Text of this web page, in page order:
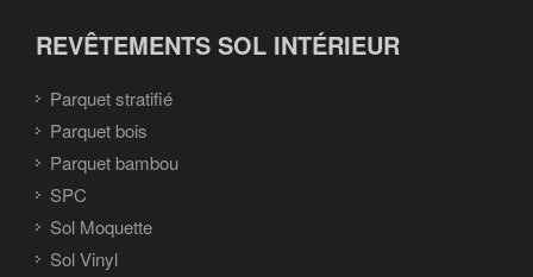
REVÊTEMENTS SOL INTÉRIEUR
Parquet stratifié
Parquet bois
Parquet bambou
SPC
Sol Moquette
Sol Vinyl